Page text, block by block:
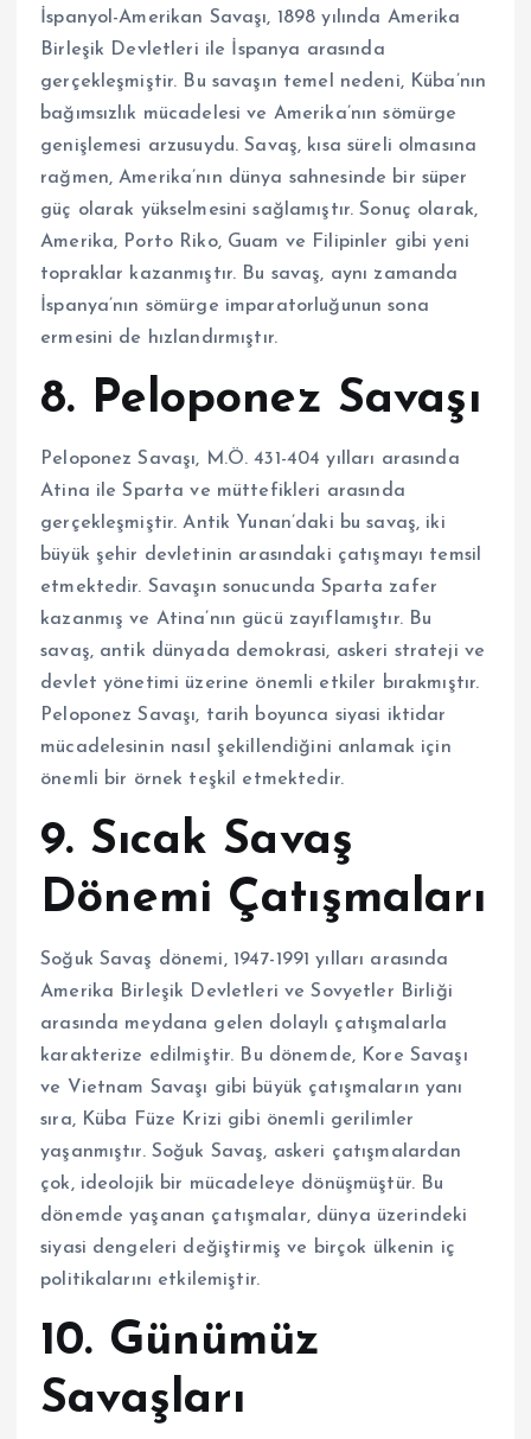
İspanyol-Amerikan Savaşı, 1898 yılında Amerika
Birleşik Devletleri ile İspanya arasında
gerçekleşmiştir. Bu savaşın temel nedeni, Küba’nın
bağımsızlık mücadelesi ve Amerika’nın sömürge
genişlemesi arzusuydu. Savaş, kısa süreli olmasına
rağmen, Amerika’nın dünya sahnesinde bir süper
güç olarak yükselmesini sağlamıştır. Sonuç olarak,
Amerika, Porto Riko, Guam ve Filipinler gibi yeni
topraklar kazanmıştır. Bu savaş, aynı zamanda
İspanya’nın sömürge imparatorluğunun sona
ermesini de hızlandırmıştır.
8. Peloponez Savaşı
Peloponez Savaşı, M.Ö. 431-404 yılları arasında
Atina ile Sparta ve müttefikleri arasında
gerçekleşmiştir. Antik Yunan’daki bu savaş, iki
büyük şehir devletinin arasındaki çatışmayı temsil
etmektedir. Savaşın sonucunda Sparta zafer
kazanmış ve Atina’nın gücü zayıflamıştır. Bu
savaş, antik dünyada demokrasi, askeri strateji ve
devlet yönetimi üzerine önemli etkiler bırakmıştır.
Peloponez Savaşı, tarih boyunca siyasi iktidar
mücadelesinin nasıl şekillendiğini anlamak için
önemli bir örnek teşkil etmektedir.
9. Sıcak Savaş
Dönemi Çatışmaları
Soğuk Savaş dönemi, 1947-1991 yılları arasında
Amerika Birleşik Devletleri ve Sovyetler Birliği
arasında meydana gelen dolaylı çatışmalarla
karakterize edilmiştir. Bu dönemde, Kore Savaşı
ve Vietnam Savaşı gibi büyük çatışmaların yanı
sıra, Küba Füze Krizi gibi önemli gerilimler
yaşanmıştır. Soğuk Savaş, askeri çatışmalardan
çok, ideolojik bir mücadeleye dönüşmüştür. Bu
dönemde yaşanan çatışmalar, dünya üzerindeki
siyasi dengeleri değiştirmiş ve birçok ülkenin iç
politikalarını etkilemiştir.
10. Günümüz
Savaşları